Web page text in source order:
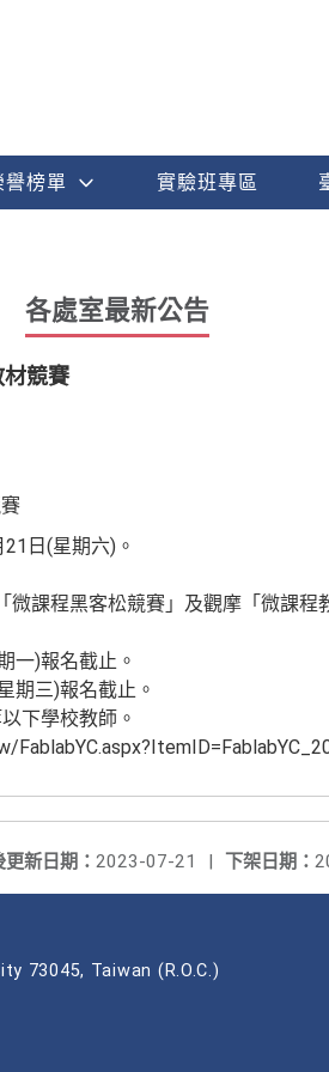
譽榜單 實驗班專區
各處室最新公告
競賽
日(星期六)。
課程黑客松競賽」及觀摩「微課程
一)報名截止。
期三)報名截止。
下學校教師。
下架日期：
更新日期： 2023-07-21 |
73045, Taiwan (R.O.C.)